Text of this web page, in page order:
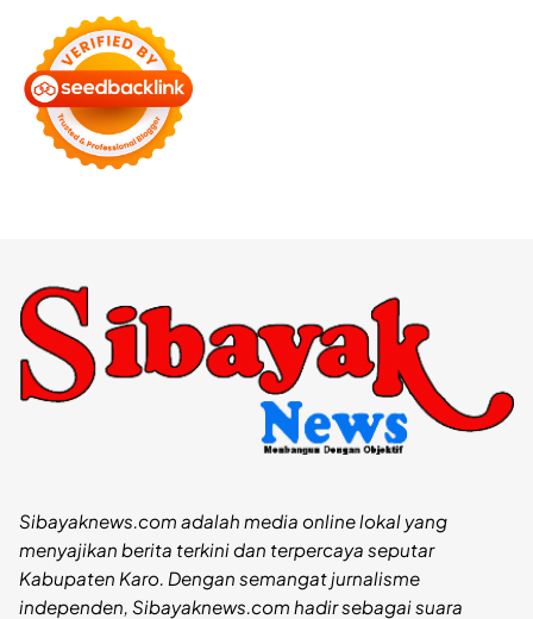
Sibayaknews.com adalah media online lokal yang
menyajikan berita terkini dan terpercaya seputar
Kabupaten Karo. Dengan semangat jurnalisme
independen, Sibayaknews.com hadir sebagai suara